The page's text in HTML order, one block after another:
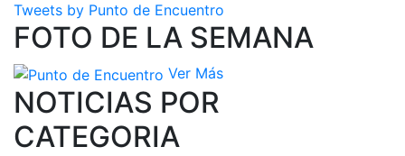
Tweets by Punto de Encuentro
FOTO DE LA SEMANA
Ver Más
NOTICIAS POR
CATEGORIA